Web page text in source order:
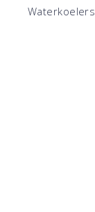
Waterkoelers